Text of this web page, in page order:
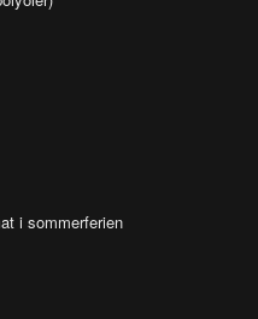
i sommerferien